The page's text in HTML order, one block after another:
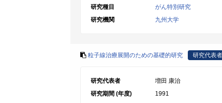
研究種目
がん特別研究
研究機関
九州大学
粒子線治療展開のための基礎的研究 研究代表者
研究代表者
増田 康治
研究期間 (年度)
1991